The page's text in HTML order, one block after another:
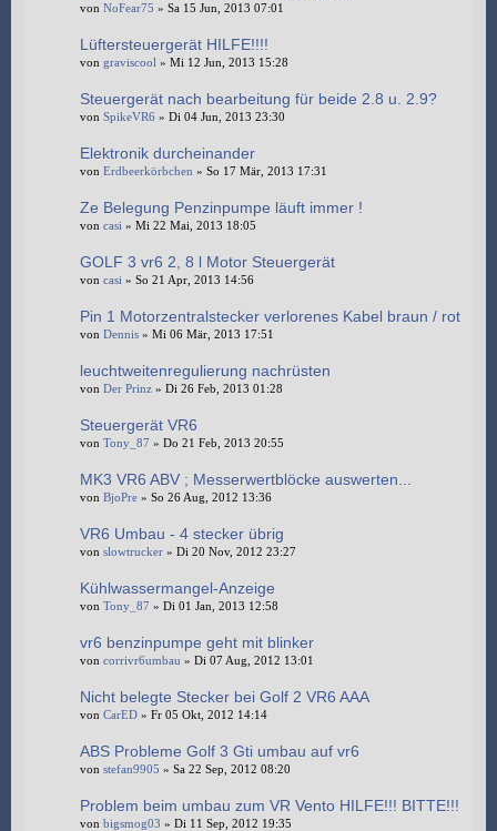
von NoFear75 » Sa 15 Jun, 2013 07:01
Lüftersteuergerät HILFE!!!!
von graviscool » Mi 12 Jun, 2013 15:28
Steuergerät nach bearbeitung für beide 2.8 u. 2.9?
von SpikeVR6 » Di 04 Jun, 2013 23:30
Elektronik durcheinander
von Erdbeerkörbchen » So 17 Mär, 2013 17:31
Ze Belegung Penzinpumpe läuft immer !
von casi » Mi 22 Mai, 2013 18:05
GOLF 3 vr6 2, 8 l Motor Steuergerät
von casi » So 21 Apr, 2013 14:56
Pin 1 Motorzentralstecker verlorenes Kabel braun / rot
von Dennis » Mi 06 Mär, 2013 17:51
leuchtweitenregulierung nachrüsten
von Der Prinz » Di 26 Feb, 2013 01:28
Steuergerät VR6
von Tony_87 » Do 21 Feb, 2013 20:55
MK3 VR6 ABV ; Messerwertblöcke auswerten...
von BjoPre » So 26 Aug, 2012 13:36
VR6 Umbau - 4 stecker übrig
von slowtrucker » Di 20 Nov, 2012 23:27
Kühlwassermangel-Anzeige
von Tony_87 » Di 01 Jan, 2013 12:58
vr6 benzinpumpe geht mit blinker
von corrivr6umbau » Di 07 Aug, 2012 13:01
Nicht belegte Stecker bei Golf 2 VR6 AAA
von CarED » Fr 05 Okt, 2012 14:14
ABS Probleme Golf 3 Gti umbau auf vr6
von stefan9905 » Sa 22 Sep, 2012 08:20
Problem beim umbau zum VR Vento HILFE!!! BITTE!!!
von bigsmog03 » Di 11 Sep, 2012 19:35